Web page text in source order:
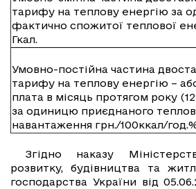
тарифу на теплову енергію за
фактично спожитої теплової
Гкал.
Умовно-постійна частина
тарифу на теплову енергію –
плата в місяць протягом року (12
за одиницю приєднаного
навантаження грн./100ккал/
Згідно наказу
розвитку, будівництва та
господарства України від